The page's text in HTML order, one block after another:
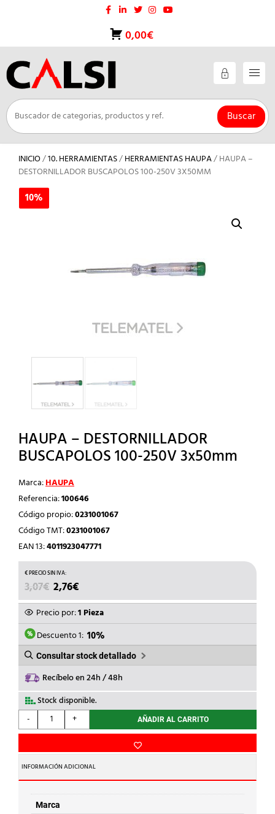
0,00€
Buscar
INICIO/10. HERRAMIENTAS/HERRAMIENTAS HAUPA/ HAUPA –
DESTORNILLADOR BUSCAPOLOS 100-250V 3X50MM
10%
HAUPA – DESTORNILLADOR
BUSCAPOLOS 100-250V 3x50mm
Marca:HAUPA
Referencia:100646
Código propio:0231001067
Código TMT:0231001067
EAN 13:4011923047771
3,07€ EL
PRECIO
ORIGINAL
ERA:
3,07€.
2,76€
PRECIO
ACTUAL
ES:
2,76€.
Precio por:1 Pieza
Descuento 1: 10%
Consultar stock detallado
Recíbelo en 24h / 48h
Stock disponible.
-
HAUPA
-
BUSCAPOLOS
100-
250V
3x50mm
cantidad
+ AÑADIR AL CARRITO
INFORMACIÓN ADICIONAL
Marca
10%